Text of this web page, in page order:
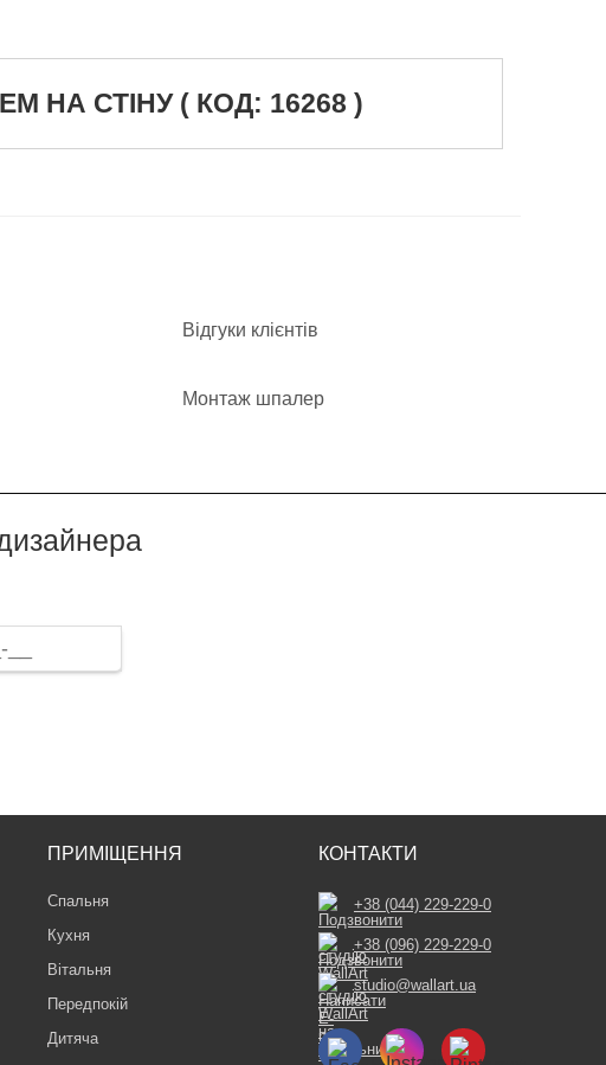
СТІНУ ( КОД: 16268 )
Відгуки клієнтів
Монтаж шпалер
ПРИМІЩЕННЯ
Спальня
Кухня
Вітальня
Передпокій
Дитяча
КОНТАКТИ
+38 (044) 229-229-0
+38 (096) 229-229-0
studio@wallart.ua